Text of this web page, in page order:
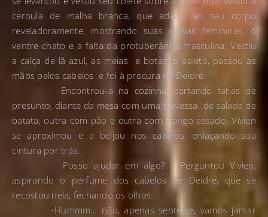
ceroula de malha branca, que aderiu ao seu corpo
reveladoramente, mostrando suas curvas femininas, o
ventre chato e a falta da protuberância masculina. Vestiu
a calça de lã azul, as meias e botas, o paletó, passou as
mãos pelos cabelos e foi à procura de Deidre.
Encontrou-a na cozinha, cortando fatias de
presunto, diante da mesa com uma travessa de salada de
batata, outra com pão e outra com frango assado. Vivien
se aproximou e a beijou nos cabelos, enlaçando sua
cintura por trás.
-Posso ajudar em algo? – Perguntou Vivien,
aspirando o perfume dos cabelos de Deidre, que se
recostou nela, fechando os olhos.
-Hummm… não, apenas sente-se, vamos jantar